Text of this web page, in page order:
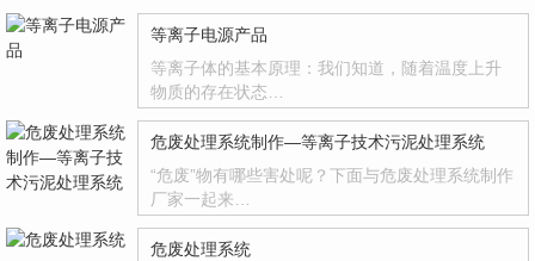
等离子电源产品
等离子体的基本原理：我们知道，随着温度上升
物质的存在状态…
危废处理系统制作—等离子技术污泥处理系统
“危废”物有哪些害处呢？下面与危废处理系统制作
厂家一起来…
危废处理系统